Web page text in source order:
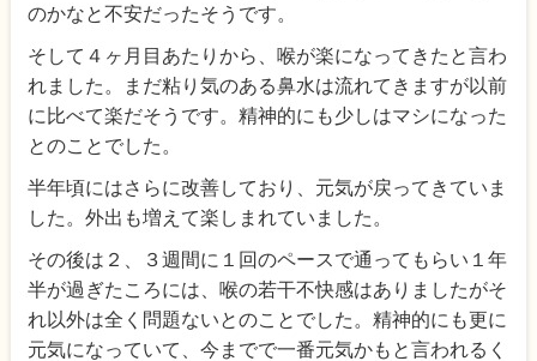
のかなと不安だったそうです。
そして４ヶ月目あたりから、喉が楽になってきたと言わ
れました。まだ粘り気のある鼻水は流れてきますが以前
に比べて楽だそうです。精神的にも少しはマシになった
とのことでした。
半年頃にはさらに改善しており、元気が戻ってきていま
した。外出も増えて楽しまれていました。
その後は２、３週間に１回のペースで通ってもらい１年
半が過ぎたころには、喉の若干不快感はありましたがそ
れ以外は全く問題ないとのことでした。精神的にも更に
元気になっていて、今までで一番元気かもと言われるく